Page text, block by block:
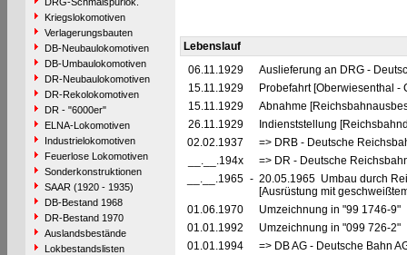
Kriegslokomotiven
Verlagerungsbauten
DB-Neubaulokomotiven
DB-Umbaulokomotiven
DR-Neubaulokomotiven
DR-Rekolokomotiven
DR - "6000er"
ELNA-Lokomotiven
Industrielokomotiven
Feuerlose Lokomotiven
Sonderkonstruktionen
SAAR (1920 - 1935)
DB-Bestand 1968
DR-Bestand 1970
Auslandsbestände
Lokbestandslisten
Lebenslauf
06.11.1929
Auslieferung an DRG -
15.11.1929
Probefahrt [Oberwiesenthal -
15.11.1929
Abnahme
26.11.1929
Indienststellung
02.02.1937
=> DRB - Deutsche
__.__.194x
=> DR - Deutsche
__.__.1965 - 20.05.1965 Umbau durch
[Ausrüstung mit
01.06.1970
Umzeichnung in "99 1746-9"
01.01.1992
Umzeichnung in "099 726-2"
01.01.1994
=> DB AG - Deutsche Bahn